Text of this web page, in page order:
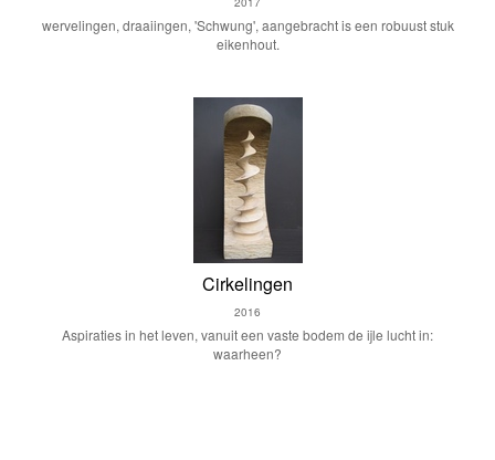
wervelingen, draaiingen, 'Schwung', aangebracht is een robuust stuk
eikenhout.
Cirkelingen
2016
Aspiraties in het leven, vanuit een vaste bodem de ijle lucht in:
waarheen?